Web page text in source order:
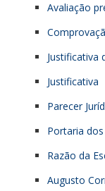
Avaliação
Justificativa
Justificativa
Parecer
Portaria dos
Razão da
Augusto